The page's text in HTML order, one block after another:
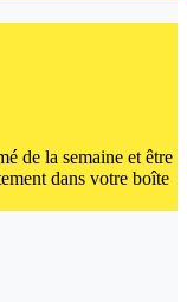
de la semaine et être
dans votre boîte